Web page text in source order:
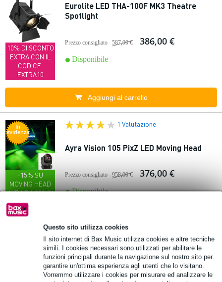
Questo sito utilizza cookies
Il sito internet di Bax Music utilizza cookies e altre tecniche
simili. I cookies necessari sono utilizzati per abilitare le
funzioni principali durante la navigazione sul nostro sito per
garantire un'ottima esperienza agli utenti che lo visitano.
Vorremmo utilizzare i cookies per misurare ed analizzare le
10% DI SCONTO
EXTRA CON IL
CODICE:
EXTRA10
Eurolite LED THA-100F MK3 Theatre
Spotlight
Prezzo consigliato 587,00 € 386,00 €
Disponibile
Aggiungi al carrello
In
evidenza
-15% SU
MOVING HEAD
AYRA DA 200 €!
CODICE:
AYRA15
1 Valutazione
Ayra Vision 105 PixZ LED Moving Head
Prezzo consigliato 958,00 € 376,00 €
Disponibile
(B-Stock) Cameo INSTANT FOG 1700 Pro
macchina del fumo